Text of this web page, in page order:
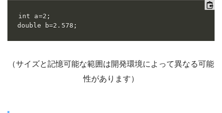
int a=2;
double b=2.578;
（サイズと記憶可能な範囲は開発環境によって異なる可能
性があります）